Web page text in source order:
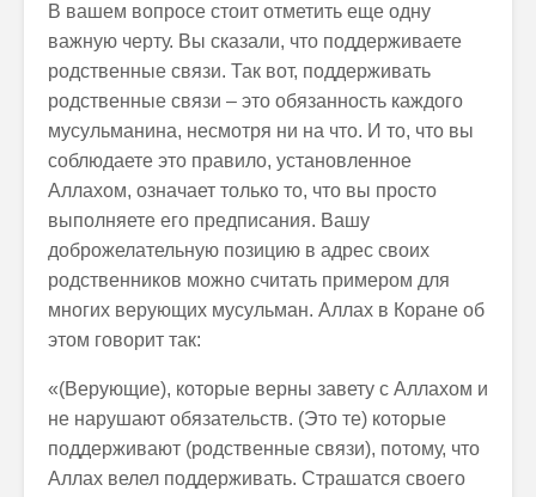
В вашем вопросе стоит отметить еще одну
важную черту. Вы сказали, что поддерживаете
родственные связи. Так вот, поддерживать
родственные связи – это обязанность каждого
мусульманина, несмотря ни на что. И то, что вы
соблюдаете это правило, установленное
Аллахом, означает только то, что вы просто
выполняете его предписания. Вашу
доброжелательную позицию в адрес своих
родственников можно считать примером для
многих верующих мусульман. Аллах в Коране об
этом говорит так:
«(Верующие), которые верны завету с Аллахом и
не нарушают обязательств. (Это те) которые
поддерживают (родственные связи), потому, что
Аллах велел поддерживать. Страшатся своего